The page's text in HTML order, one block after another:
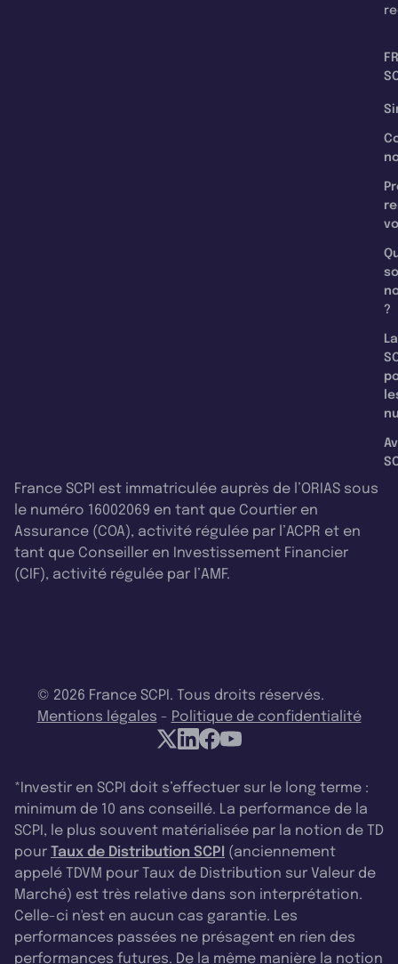
?
La
France SCPI est immatriculée auprès de l’ORIAS sous
le numéro 16002069 en tant que Courtier en
Assurance (COA), activité régulée par l’ACPR et en
tant que Conseiller en Investissement Financier
(CIF), activité régulée par l’AMF.
© 2026 France SCPI. Tous droits réservés.
Mentions légales - Politique de confidentialité
*Investir en SCPI doit s’effectuer sur le long terme :
minimum de 10 ans conseillé. La performance de la
SCPI, le plus souvent matérialisée par la notion de TD
pour Taux de Distribution SCPI (anciennement
appelé TDVM pour Taux de Distribution sur Valeur de
Marché) est très relative dans son interprétation.
Celle-ci n'est en aucun cas garantie. Les
performances passées ne présagent en rien des
performances futures. De la même manière la notion